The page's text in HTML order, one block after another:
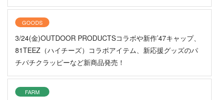
GOODS
3/24(金)OUTDOOR PRODUCTSコラボや新作’47キャップ、
81TEEZ（ハイチーズ）コラボアイテム、新応援グッズのパ
チパチクラッピーなど新商品発売！
FARM